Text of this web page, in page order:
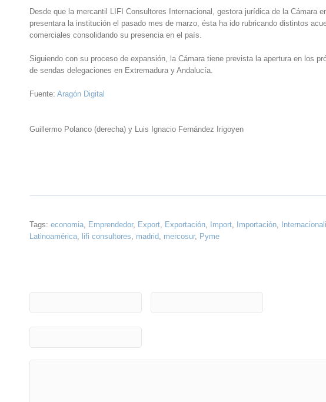
Desde que la mercantil LIFI Consultores Internacional, gestora jurídica de la Cámara
presentara la institución el pasado mes de marzo, ésta ha ido rubricando distintos
comerciales consolidando su presencia en el país.
Siguiendo con su proceso de expansión, la Cámara tiene prevista la apertura en los
de sendas delegaciones en Extremadura y Andalucía.
Fuente: Aragón Digital
Guillermo Polanco (derecha) y Luis Ignacio Fernández Irigoyen
Tags: economia, Emprendedor, Export, Exportación, Import, Importación,
Latinoamérica, lifi consultores, madrid, mercosur, Pyme